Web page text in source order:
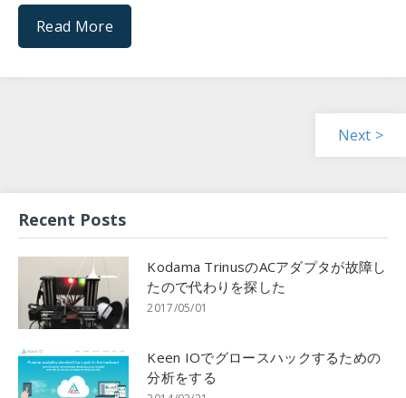
Read More
Next >
Recent Posts
Kodama TrinusのACアダプタが故障し
たので代わりを探した
2017/05/01
Keen IOでグロースハックするための
分析をする